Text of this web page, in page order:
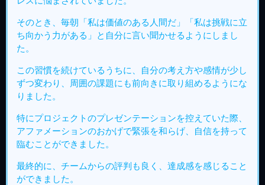
そのとき、毎朝「私は価値のある人間だ」「私は挑戦に立
ち向かう力がある」と自分に言い聞かせるようにしまし
た。
この習慣を続けているうちに、自分の考え方や感情が少し
ずつ変わり、周囲の課題にも前向きに取り組めるようにな
りました。
特にプロジェクトのプレゼンテーションを控えていた際、
アファメーションのおかげで緊張を和らげ、自信を持って
臨むことができました。
最終的に、チームからの評判も良く、達成感を感じること
ができました。